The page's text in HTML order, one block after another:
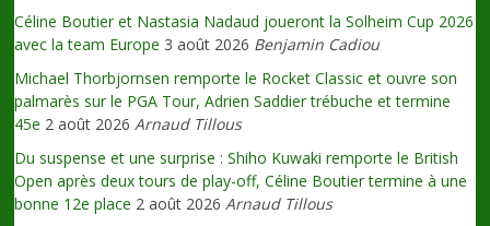
Céline Boutier et Nastasia Nadaud joueront la Solheim Cup 2026
avec la team Europe 3 août 2026 Benjamin Cadiou
Michael Thorbjornsen remporte le Rocket Classic et ouvre son
palmarès sur le PGA Tour, Adrien Saddier trébuche et termine
45e 2 août 2026 Arnaud Tillous
Du suspense et une surprise : Shiho Kuwaki remporte le British
Open après deux tours de play-off, Céline Boutier termine à une
bonne 12e place 2 août 2026 Arnaud Tillous